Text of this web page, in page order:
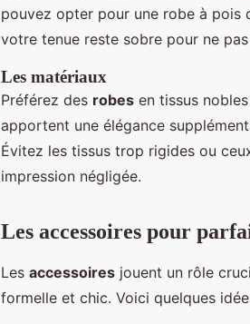
pouvez opter pour une robe à pois
votre tenue reste sobre pour ne
Les matériaux
Préférez des robes en tissus
apportent une élégance
Évitez les tissus trop rigides ou
impression négligée.
Les accessoires pour
Les accessoires jouent un rôle
formelle et chic. Voici quelques